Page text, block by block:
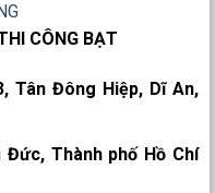
CÔNG BẠT
Tân Đông Hiệp, Dĩ An,
Đức, Thành phố Hồ Chí